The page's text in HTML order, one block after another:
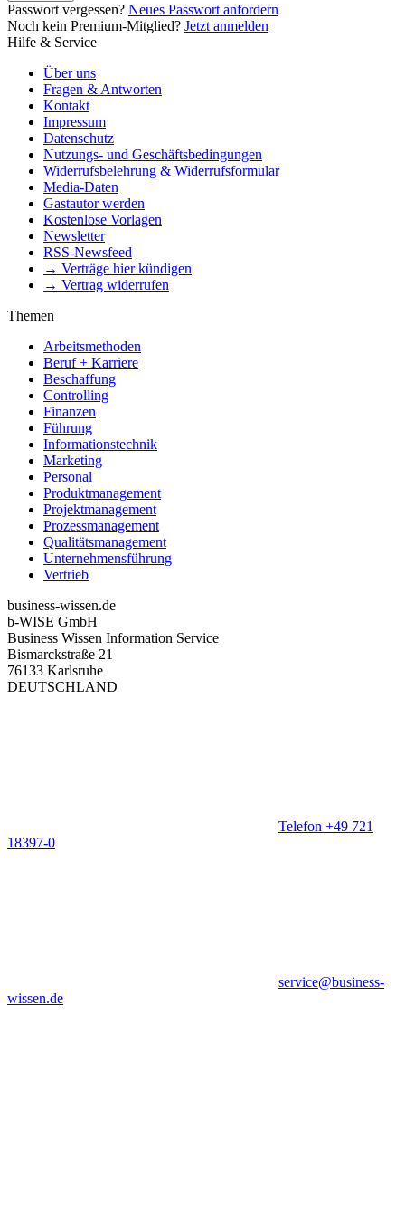
Passwort vergessen? Neues Passwort anfordern
Noch kein Premium-Mitglied? Jetzt anmelden
Hilfe & Service
Über uns
Fragen & Antworten
Kontakt
Impressum
Datenschutz
Nutzungs- und Geschäftsbedingungen
Widerrufsbelehrung & Widerrufsformular
Media-Daten
Gastautor werden
Kostenlose Vorlagen
Newsletter
RSS-Newsfeed
→ Verträge hier kündigen
→ Vertrag widerrufen
Themen
Arbeitsmethoden
Beruf + Karriere
Beschaffung
Controlling
Finanzen
Führung
Informationstechnik
Marketing
Personal
Produktmanagement
Projektmanagement
Prozessmanagement
Qualitätsmanagement
Unternehmensführung
Vertrieb
business-wissen.de
b-WISE GmbH
Business Wissen Information Service
Bismarckstraße 21
76133 Karlsruhe
DEUTSCHLAND
Telefon +49 721
18397-0
service@business-
wissen.de